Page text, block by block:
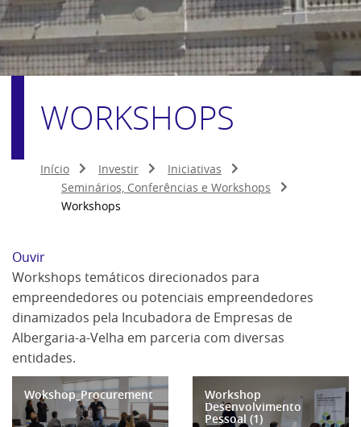
WORKSHOPS
Início Investir
Iniciativas
Seminários, Conferências e Workshops
Workshops
Ouvir
Workshops temáticos direcionados para
empreendedores ou potenciais empreendedores
dinamizados pela Incubadora de Empresas de
Albergaria-a-Velha em parceria com diversas
entidades.
Wokshop_Procurement Workshop
Desenvolvimento
Pessoal (1)